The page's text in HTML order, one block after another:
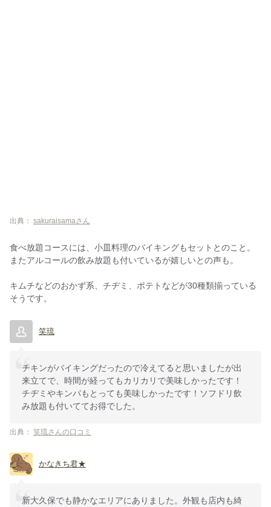
出典： sakuraisamaさん
食べ放題コースには、小皿料理のバイキングもセットとのこと。
またアルコールの飲み放題も付いているが嬉しいとの声も。
キムチなどのおかず系、チヂミ、ポテトなどが30種類揃っている
そうです。
笑琉
チキンがバイキングだったので冷えてると思いましたが出
来立てで、時間が経ってもカリカリで美味しかったです！
チヂミやキンパもとっても美味しかったです！ソフドリ飲
み放題も付いててお得でした。
出典： 笑琉さんの口コミ
かなきち君★
新大久保でも静かなエリアにありました。外観も店内も綺